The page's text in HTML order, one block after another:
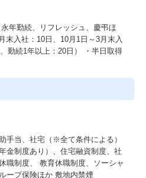
年勤続、リフレッシュ、慶弔ほ
末入社：10日、10月1日～3月末入
勤続1年以上：20日） ・半日取得
手当、社宅（※全て条件による）
金制度あり）、住宅融資制度、社
職制度、 教育休職制度、ソーシャ
ープ保険ほか 敷地内禁煙